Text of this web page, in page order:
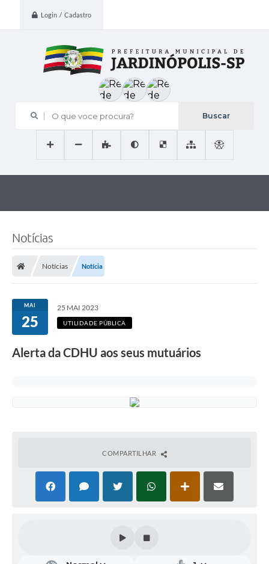
Login / Cadastro
O que voce procura?
Notícias
Notícias Notícia
MAI
25
25 MAI 2023
UTILIDADE PÚBLICA
Alerta da CDHU aos seus mutuários
COMPARTILHAR